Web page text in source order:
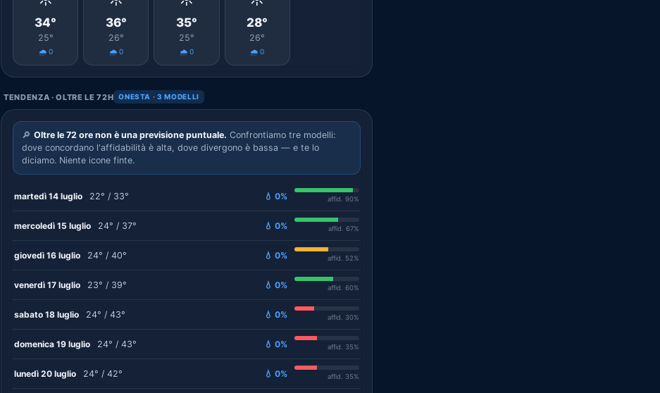
34°
25°
🌧️ 0
36°
26°
🌧️ 0
35°
25°
🌧️ 0
28°
26°
🌧️ 0
TENDENZA · OLTRE LE 72H ONESTA · 3 MODELLI
🔎 Oltre le 72 ore non è una previsione puntuale. Confrontiamo tre modelli:
dove concordano l'affidabilità è alta, dove divergono è bassa — e te lo
diciamo. Niente icone finte.
martedì 14 luglio 22° / 33° 💧 0% affid. 90%
mercoledì 15 luglio 24° / 37° 💧 0% affid. 67%
giovedì 16 luglio 24° / 40° 💧 0% affid. 52%
venerdì 17 luglio 23° / 39° 💧 0% affid. 60%
sabato 18 luglio 24° / 43° 💧 0% affid. 30%
domenica 19 luglio 24° / 43° 💧 0% affid. 35%
lunedì 20 luglio 24° / 42° 💧 0% affid. 35%